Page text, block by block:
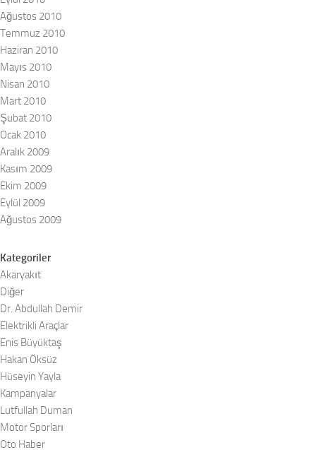
Ağustos 2010
Temmuz 2010
Haziran 2010
Mayıs 2010
Nisan 2010
Mart 2010
Şubat 2010
Ocak 2010
Aralık 2009
Kasım 2009
Ekim 2009
Eylül 2009
Ağustos 2009
Kategoriler
Akaryakıt
Diğer
Dr. Abdullah Demir
Elektrikli Araçlar
Enis Büyüktaş
Hakan Öksüz
Hüseyin Yayla
Kampanyalar
Lutfullah Duman
Motor Sporları
Oto Haber